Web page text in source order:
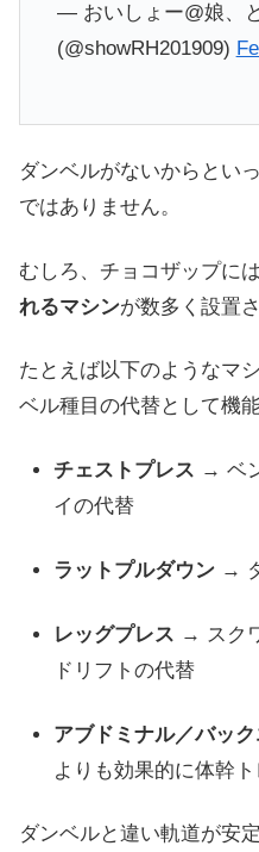
— おいしょー@娘、
(@showRH201909)
ダンベルがないからとい
ではありません。
むしろ、チョコザップには
れるマシンが数多く設置
たとえば以下のようなマ
ベル種目の代替として機能
チェストプレス → ベ
イの代替
ラットプルダウン →
レッグプレス → スク
ドリフトの代替
アブドミナル／バッ
よりも効果的に体幹
ダンベルと違い軌道が安